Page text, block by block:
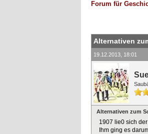
Forum für
Alternativen
19.12.2013, 18:01
Alternativen zum
1907 lie0 sich
Ihm ging es